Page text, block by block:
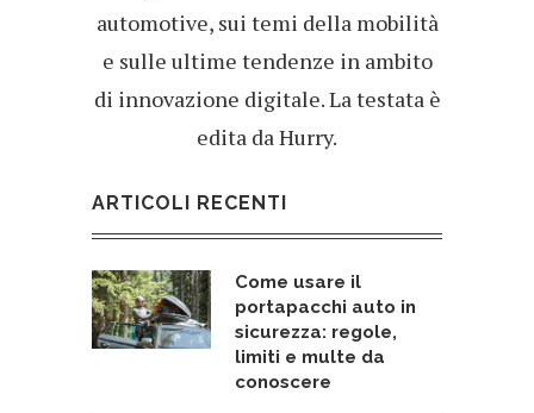
automotive, sui temi della mobilità
e sulle ultime tendenze in ambito
di innovazione digitale. La testata è
edita da Hurry.
ARTICOLI RECENTI
Come usare il
portapacchi auto in
sicurezza: regole,
limiti e multe da
conoscere